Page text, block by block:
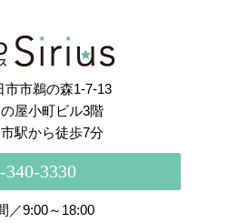
Instagram でフォロー
市市鵜の森1-7-13
屋小町ビル3階
駅から徒歩7分
340-3330
／9:00～18:00